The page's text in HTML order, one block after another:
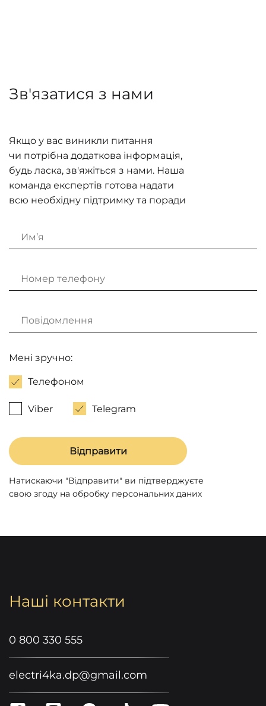
Зв'язатися з нами
Якщо у вас виникли питання
чи потрібна додаткова інформація,
будь ласка, зв'яжіться з нами. Наша
команда експертів готова надати
всю необхідну підтримку та поради
Мені зручно:
Телефоном
Viber Telegram
Натискаючи "Відправити" ви підтверджуєте
свою згоду на обробку персональних даних
Наші контакти
0 800 330 555
electri4ka.dp@gmail.com